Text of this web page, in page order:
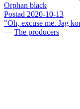
Orphan black
Postad 2020-10-13
"Oh, excuse me. Jag
— The producers